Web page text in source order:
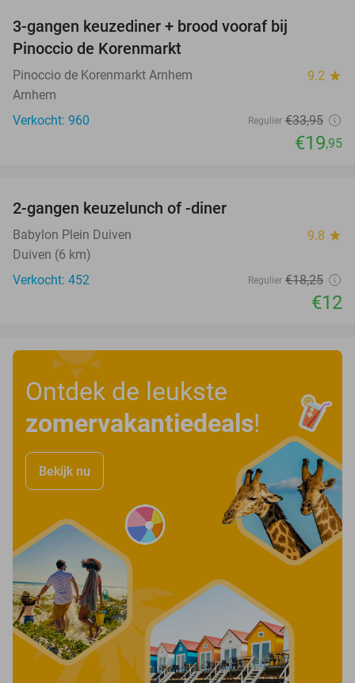
3-gangen keuzediner + brood vooraf bij
Pinoccio de Korenmarkt
Pinoccio de Korenmarkt Arnhem 9.2 star
Arnhem
Verkocht: 960
Regulier €33,95
€19,95
2-gangen keuzelunch of -diner
Babylon Plein Duiven 9.8 star
Duiven (6 km)
Verkocht: 452
Regulier €18,25
€12
Ontdek de leukste
zomervakantiedeals!
Bekijk nu